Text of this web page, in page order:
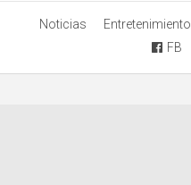
Noticias Entretenimiento
FB